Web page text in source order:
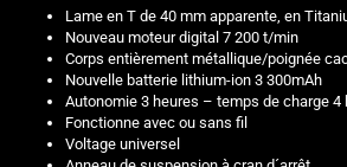
Lame en T de 40 mm apparente, en
Nouveau moteur digital 7 200 t/min
Corps entièrement métallique/poignée
Nouvelle batterie lithium-ion 3 300mAh
Autonomie 3 heures – temps de charge 4
Fonctionne avec ou sans fil
Voltage universel